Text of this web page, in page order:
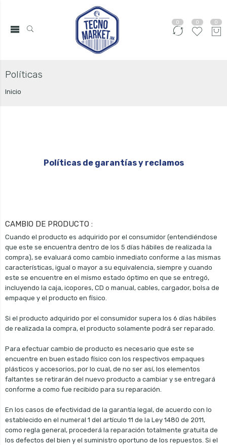
0 0 0
Políticas
Inicio
Políticas de garantías y reclamos
CAMBIO DE PRODUCTO :
Cuando el producto es adquirido por el consumidor (entendiéndose
que este se encuentra dentro de los 5 días hábiles de realizada la
compra), se evaluará como cambio inmediato conforme a las mismas
características, igual o mayor a su equivalencia, siempre y cuando
este se encuentre en el mismo estado óptimo en que se entregó,
incluyendo la caja, icopores, CD o manual, cables, cargador, bolsa de
empaque y el producto en físico.
Si el producto adquirido por el consumidor supera los 6 días hábiles
de realizada la compra, el producto solamente podrá ser reparado.
Para efectuar cambio de producto es necesario que este se
encuentre en buen estado físico con los respectivos empaques
plásticos y accesorios, por lo cual, de no ser así, los elementos
faltantes se retirarán del nuevo producto a cambiar y se entregará
conforme a como fue recibido para su reparación.
En los casos de efectividad de la garantía legal, de acuerdo con lo
establecido en el numeral 1 del artículo 11 de la Ley 1480 de 2011,
como regla general, procederá la reparación totalmente gratuita de
los defectos del bien y el suministro oportuno de los repuestos. Si el